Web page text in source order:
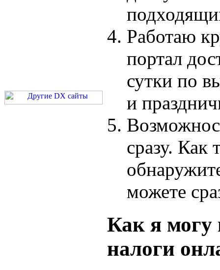
Работаю
портал
сутки по
и
сразу. Как
можете
Как я могу
налоги